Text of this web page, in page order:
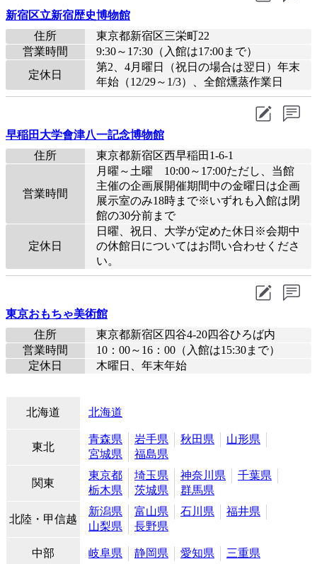
新宿区立新宿歴史博物館
住所
東京都新宿区三栄町22
営業時間
9:30～17:30（入館は17:00まで）
定休日
第2、4月曜日（祝日の場合は翌日）年末
年始（12/29～1/3）、全館燻蒸作業日
早稲田大学會津八一記念博物館
住所
東京都新宿区西早稲田1-6-1
営業時間
月曜～土曜 10:00～17:00ただし、当館
主催の企画展開催期間中の金曜日は企画
展示室のみ18時まで※いずれも入館は閉
館の30分前まで
定休日
日曜、祝日、大学が定めた休日※会期中
の休館日についてはお問い合わせくださ
い。
東京おもちゃ美術館
住所
東京都新宿区四谷4-20四谷ひろば内
営業時間
10：00～16：00（入館は15:30まで）
定休日
木曜日、年末年始
北海道 北海道
東北
青森県 岩手県 秋田県
山形県
宮城県
福島県
関東
東京都 埼玉県 神奈川県
千葉県
栃木県
茨城県 群馬県
北陸・甲信越
新潟県 富山県 石川県
福井県
山梨県
長野県
中部 岐阜県 静岡県 愛知県 三重県